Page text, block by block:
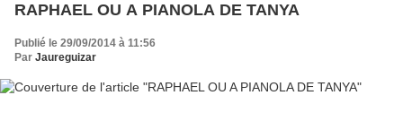
RAPHAEL OU A PIANOLA DE TANYA
Publié le 29/09/2014 à 11:56
Par Jaureguizar